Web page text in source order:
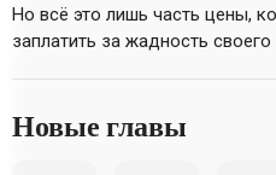
Но всё это лишь часть цены,
заплатить за жадность своего
Новые главы